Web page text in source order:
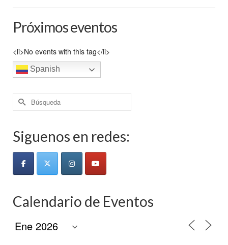
Próximos eventos
<li>No events with this tag</li>
Spanish
Buscar
por:
Siguenos en redes:
Calendario de Eventos